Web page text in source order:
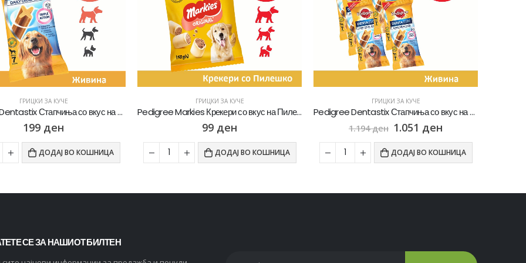
ГРИЦКИ ЗА КУЧЕ
Pedigree Markies Крекери со вкус на Пилешко [Кесичка 150гр]
99 ден
ДОДАЈ ВО КОШНИЦА
ГРИЦКИ ЗА КУЧЕ
Pedigree Dentastix Стапчиња со вкус на Пилешко [сет 6х Кесичка 270]
ден 1.051
ДОДАЈ ВО КОШНИЦА
ГРИЦКИ ЗА КУЧЕ
Pedigree Biscrok Multimix Бисквити со вкус на Говедско, Пилешко, Јагнешко [Кутија 500гр]
199ден
ДОДАЈ ВО КОШНИЦА
СЕ ЗА НАШИОТ БИЛТЕН